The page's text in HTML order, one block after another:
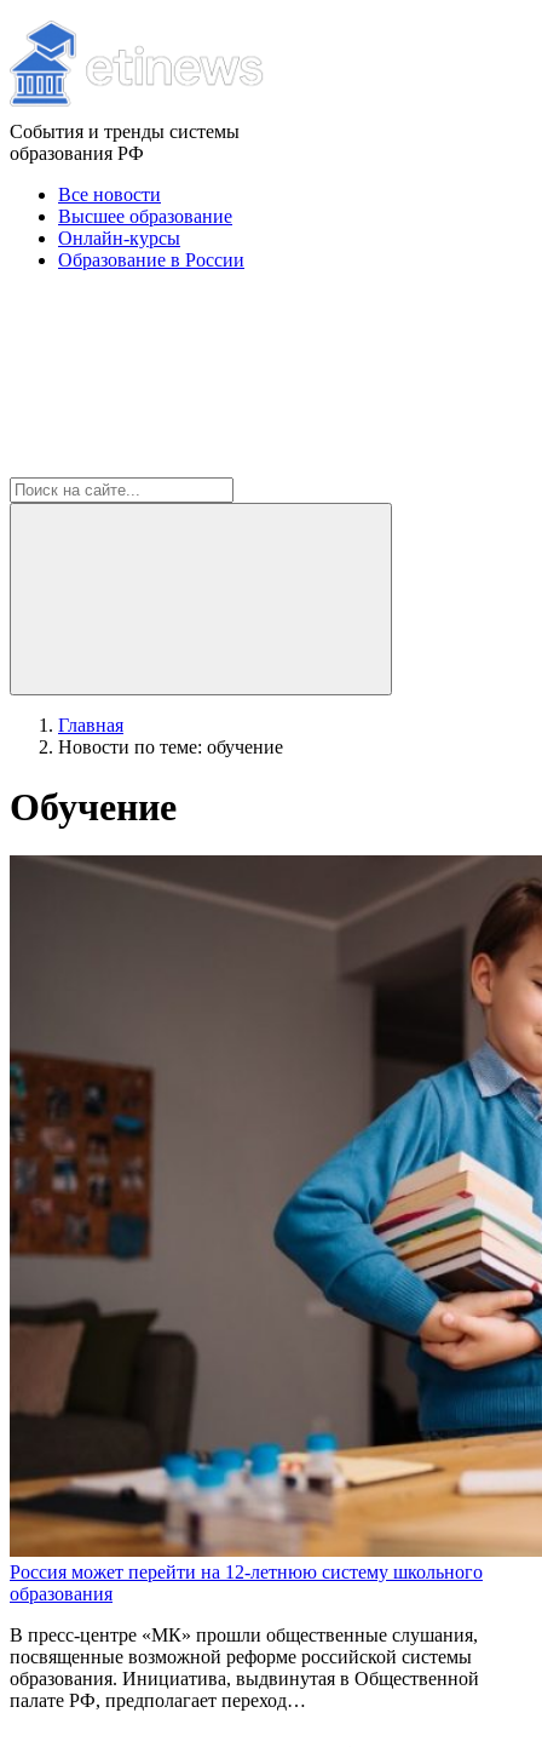
События и тренды системы
образования РФ
Все новости
Высшее образование
Онлайн-курсы
Образование в России
Главная
Новости по теме: обучение
Обучение
Россия может перейти на 12-летнюю систему школьного
образования
В пресс-центре «МК» прошли общественные слушания,
посвященные возможной реформе российской системы
образования. Инициатива, выдвинутая в Общественной
палате РФ, предполагает переход…